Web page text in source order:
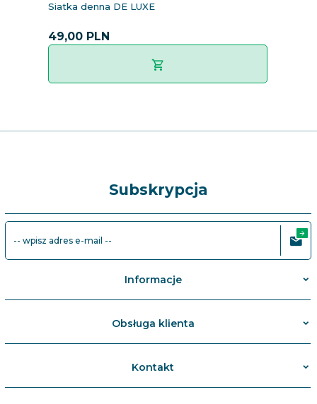
Siatka denna DE LUXE
49,00 PLN
Subskrypcja
-- wpisz adres e-mail --
Informacje
Obsługa klienta
Kontakt